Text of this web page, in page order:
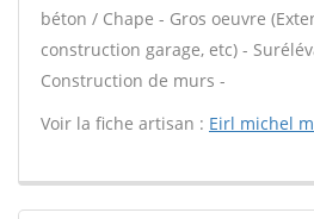
béton / Chape - Gros oeuvre
construction garage, etc) -
Construction de murs -
Voir la fiche artisan : Eirl michel